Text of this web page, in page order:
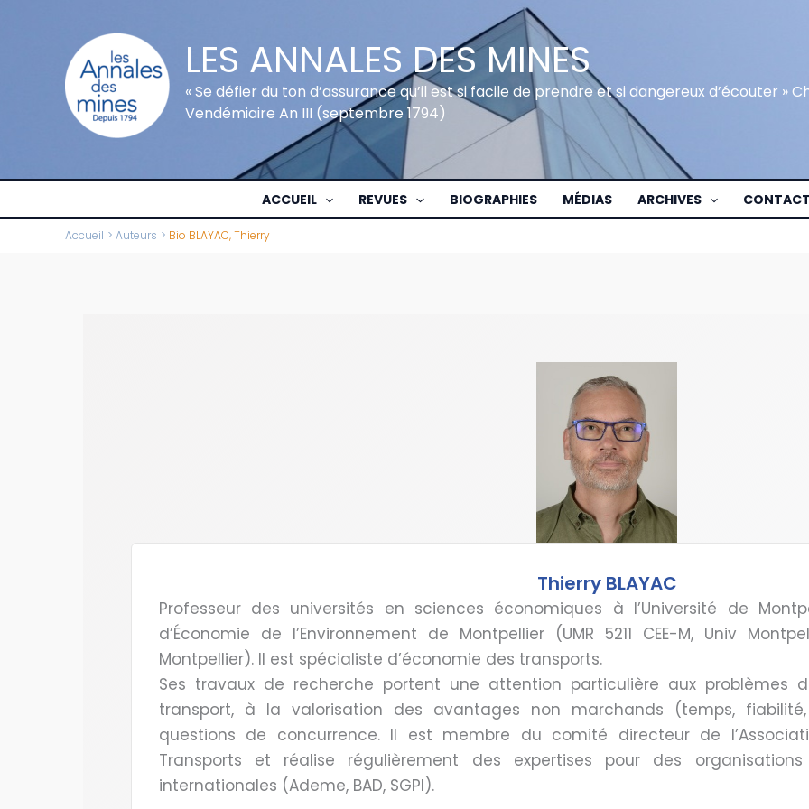
LES ANNALES DES MINES
« Se défier du ton d’assurance qu’il est si facile de prendre et si dangereux d’écouter »
Vendémiaire An III (septembre 1794)
ACCUEIL REVUES BIOGRAPHIES MÉDIAS ARCHIVES CONTACT
Accueil Auteurs Bio BLAYAC, Thierry
Thierry BLAYAC
Professeur des universités en sciences économiques à l’Université de
d’Économie de l’Environnement de Montpellier (UMR 5211 CEE-M, Univ
Montpellier). Il est spécialiste d’économie des transports.
Ses travaux de recherche portent une attention particulière aux problèmes
transport, à la valorisation des avantages non marchands (temps, fiabilité,
questions de concurrence. Il est membre du comité directeur de
Transports et réalise régulièrement des expertises pour des
internationales (Ademe, BAD, SGPI).